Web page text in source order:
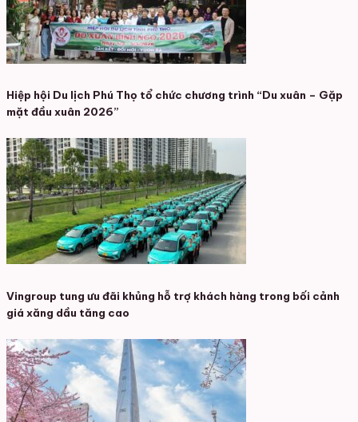
Hiệp hội Du lịch Phú Thọ tổ chức chương trình “Du xuân – Gặp
mặt đầu xuân 2026”
Vingroup tung ưu đãi khủng hỗ trợ khách hàng trong bối cảnh
giá xăng dầu tăng cao